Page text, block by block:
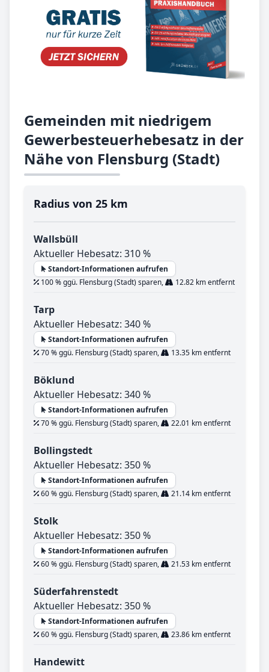
Gemeinden mit niedrigem
Gewerbesteuerhebesatz in der
Nähe von Flensburg (Stadt)
Radius von 25 km
Wallsbüll
Aktueller Hebesatz: 310 %
Standort-Informationen aufrufen
100 % ggü. Flensburg (Stadt) sparen,
12.82 km entfernt
Tarp
Aktueller Hebesatz: 340 %
Standort-Informationen aufrufen
70 % ggü. Flensburg (Stadt) sparen,
13.35 km entfernt
Böklund
Aktueller Hebesatz: 340 %
Standort-Informationen aufrufen
70 % ggü. Flensburg (Stadt) sparen,
22.01 km entfernt
Bollingstedt
Aktueller Hebesatz: 350 %
Standort-Informationen aufrufen
60 % ggü. Flensburg (Stadt) sparen,
21.14 km entfernt
Stolk
Aktueller Hebesatz: 350 %
Standort-Informationen aufrufen
60 % ggü. Flensburg (Stadt) sparen,
21.53 km entfernt
Süderfahrenstedt
Aktueller Hebesatz: 350 %
Standort-Informationen aufrufen
60 % ggü. Flensburg (Stadt) sparen,
23.86 km entfernt
Handewitt